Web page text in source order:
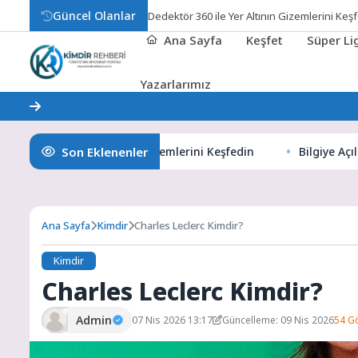
Güncel Olanlar B
Ana Sayfa Keşfet Süper
Yazarlarımız
Son Eklenenler
ile Yer Altının Gizemlerini Keşfedin Bilgiye Açılan
Ana Sayfa Kimdir Charles Leclerc Kimdir?
Kimdir
Charles Leclerc Kimdir?
Admin 07 Nis 2026 13:17 Güncelleme: 09 Nis 202654